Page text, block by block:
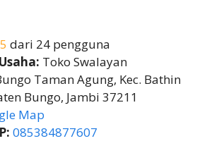
dari 24 pengguna
Toko Swalayan
Taman Agung, Kec. Bathin
Bungo, Jambi 37211
Map
085384877607